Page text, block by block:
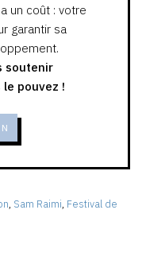
un coût : votre
garantir sa
soutenir
pouvez !
, Sam Raimi, Festival de